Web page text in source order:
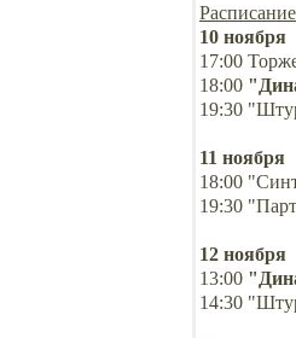
10 ноября
17:00
18:00
19:30
11 ноября
18:00
19:30
12 ноября
13:00
14:30